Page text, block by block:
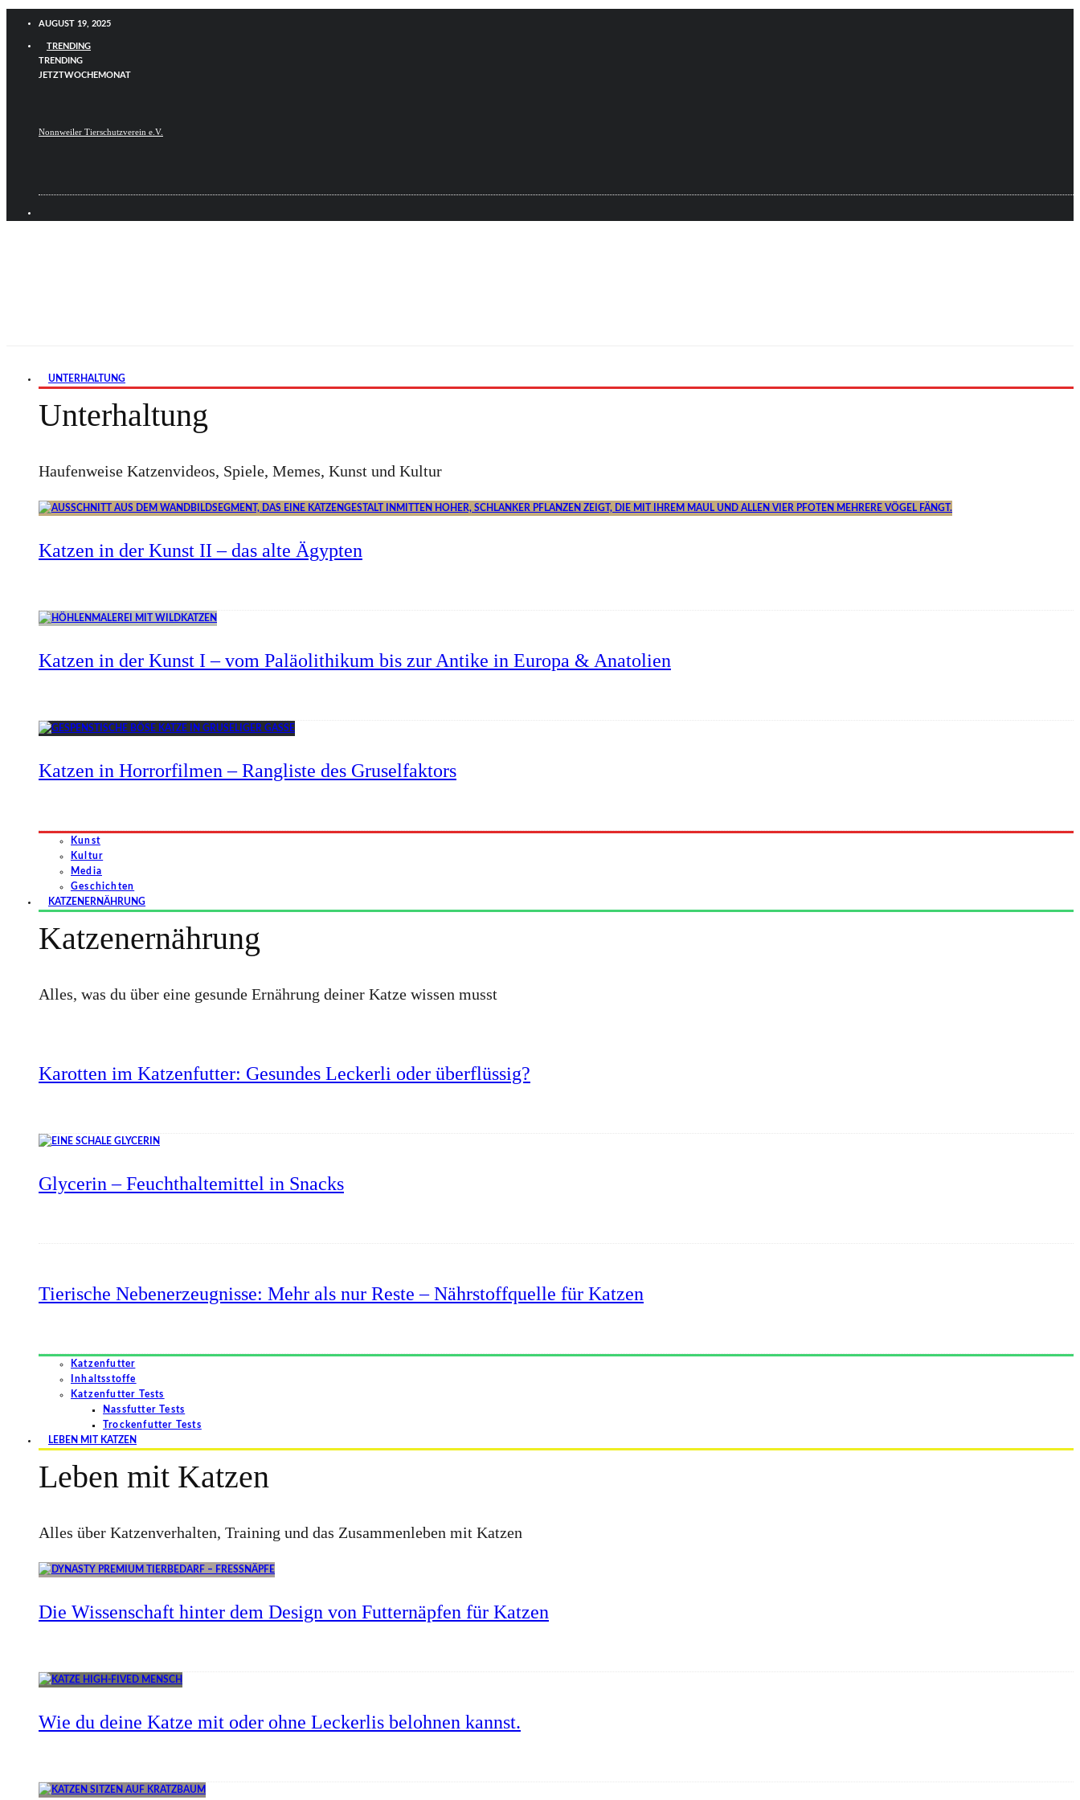
AUGUST 19, 2025
TRENDING
TRENDING
JETZTWOCHEMONAT
Nonnweiler Tierschutzverein e.V.
UNTERHALTUNG
Unterhaltung
Haufenweise Katzenvideos, Spiele, Memes, Kunst und Kultur
Katzen in der Kunst II – das alte Ägypten
Katzen in der Kunst I – vom Paläolithikum bis zur Antike in Europa & Anatolien
Katzen in Horrorfilmen – Rangliste des Gruselfaktors
Kunst
Kultur
Media
Geschichten
KATZENERNÄHRUNG
Katzenernährung
Alles, was du über eine gesunde Ernährung deiner Katze wissen musst
Karotten im Katzenfutter: Gesundes Leckerli oder überflüssig?
Glycerin – Feuchthaltemittel in Snacks
Tierische Nebenerzeugnisse: Mehr als nur Reste – Nährstoffquelle für Katzen
Katzenfutter
Inhaltsstoffe
Katzenfutter Tests
Nassfutter Tests
Trockenfutter Tests
LEBEN MIT KATZEN
Leben mit Katzen
Alles über Katzenverhalten, Training und das Zusammenleben mit Katzen
Die Wissenschaft hinter dem Design von Futternäpfen für Katzen
Wie du deine Katze mit oder ohne Leckerlis belohnen kannst.